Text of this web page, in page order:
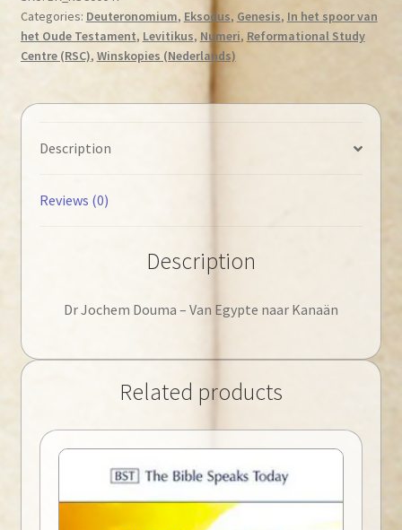
naar
Kanaän
quantity
Categories: Deuteronomium, Eksodus, Genesis, In het spoor van
het Oude Testament, Levitikus, Numeri, Reformational Study
Centre (RSC), Winskopies (Nederlands)
Description
Reviews (0)
Description
Dr Jochem Douma – Van Egypte naar Kanaän
Related products